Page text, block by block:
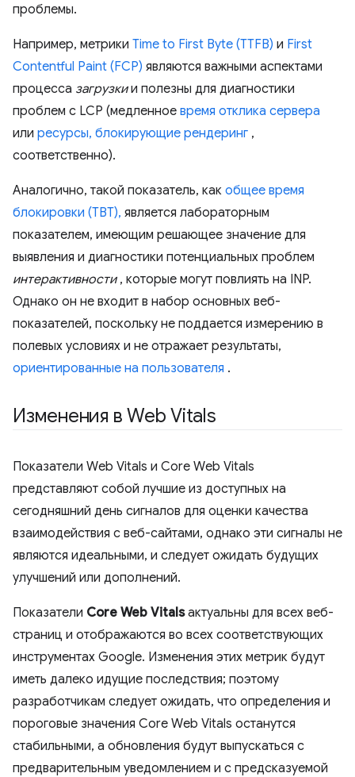
проблемы.
Например, метрики Time to First Byte (TTFB) и First
Contentful Paint (FCP) являются важными аспектами
процесса загрузкии полезны для диагностики
проблем с LCP (медленное время отклика сервера
или ресурсы, блокирующие рендеринг ,
соответственно).
Аналогично, такой показатель, как общее время
блокировки (TBT), является лабораторным
показателем, имеющим решающее значение для
выявления и диагностики потенциальных проблем
интерактивности, которые могут повлиять на INP.
Однако он не входит в набор основных веб-
показателей, поскольку не поддается измерению в
полевых условиях и не отражает результаты,
ориентированные на пользователя .
Изменения в Web Vitals
Показатели Web Vitals и Core Web Vitals
представляют собой лучшие из доступных на
сегодняшний день сигналов для оценки качества
взаимодействия с веб-сайтами, однако эти сигналы не
являются идеальными, и следует ожидать будущих
улучшений или дополнений.
Показатели Core Web Vitalsактуальны для всех веб-
страниц и отображаются во всех соответствующих
инструментах Google. Изменения этих метрик будут
иметь далеко идущие последствия; поэтому
разработчикам следует ожидать, что определения и
пороговые значения Core Web Vitals останутся
стабильными, а обновления будут выпускаться с
предварительным уведомлением и с предсказуемой